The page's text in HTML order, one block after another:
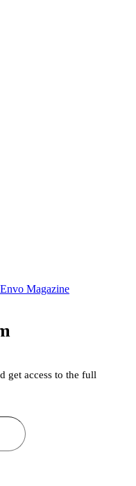
Envo Magazine
get access to the full